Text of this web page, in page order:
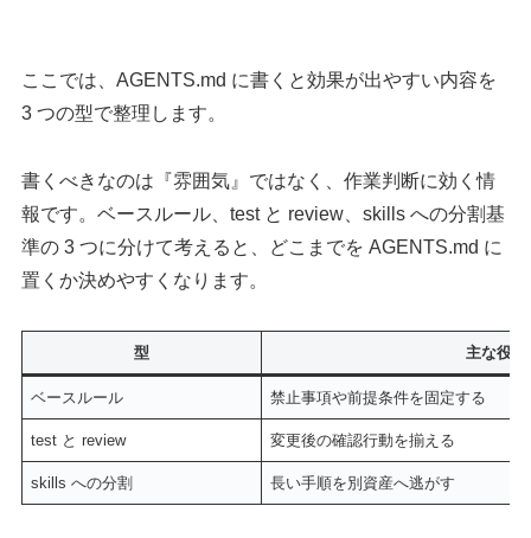
ここでは、AGENTS.md に書くと効果が出やすい内容を
3 つの型で整理します。
書くべきなのは『雰囲気』ではなく、作業判断に効く情
報です。ベースルール、test と review、skills への分割基
準の 3 つに分けて考えると、どこまでを AGENTS.md に
置くか決めやすくなります。
型 主な役割
ベースルール 禁止事項や前提条件を固定する
test と review 変更後の確認行動を揃える
skills への分割 長い手順を別資産へ逃がす